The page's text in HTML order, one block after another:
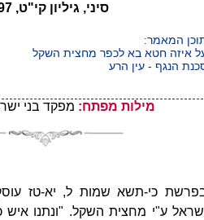
סיני, גיליון קי"ט, 1997
המאמר:
איזה חטא בא לכפר מחצית השקל
הנגף - עין הרע
מילות מפתח: מפקד בני
כי-תשא שמות ל, יא-טז
ע"י מחצית השקל. "ונתנו איש